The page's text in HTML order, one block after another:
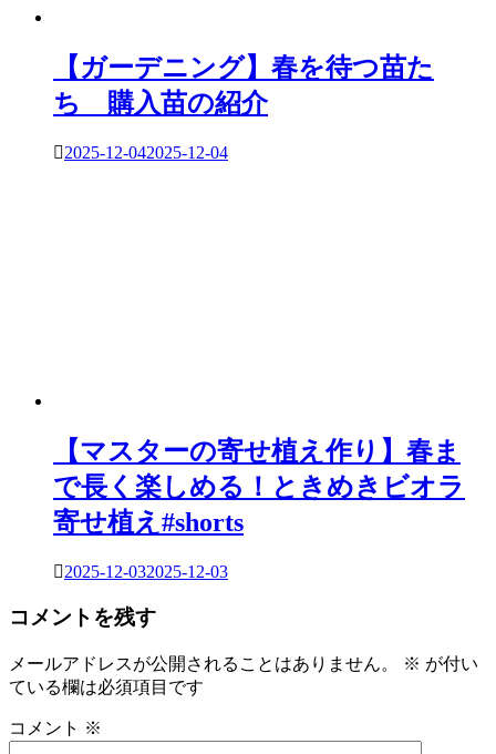
【ガーデニング】春を待つ苗た
ち 購入苗の紹介
2025-12-042025-12-04
【マスターの寄せ植え作り】春ま
で長く楽しめる！ときめきビオラ
寄せ植え#shorts
2025-12-032025-12-03
コメントを残す
メールアドレスが公開されることはありません。 ※ が付い
ている欄は必須項目です
コメント ※